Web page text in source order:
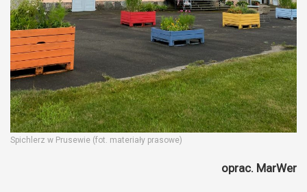
Spichlerz w Prusewie (fot. materiały prasowe)
oprac. MarWer